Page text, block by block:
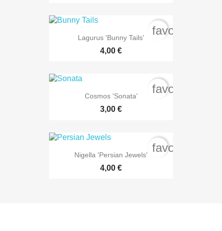
Lagurus 'Bunny Tails'
4,00 €
Cosmos 'Sonata'
3,00 €
Nigella 'Persian Jewels'
4,00 €